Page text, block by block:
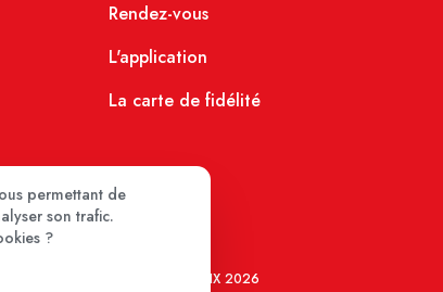
Rendez-vous
L'application
La carte de fidélité
MEDIPRIX 2026
permettant de
son trafic.
?